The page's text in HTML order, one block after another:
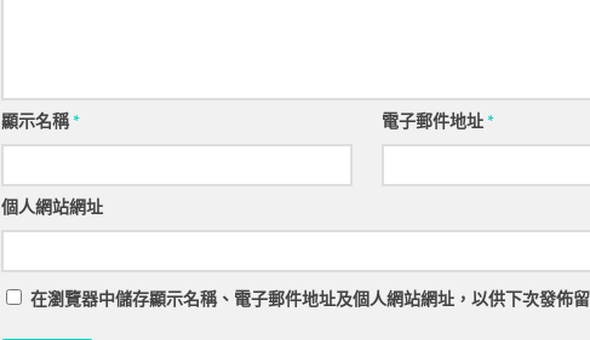
顯示名稱* 電子郵件地址*
個人網站網址
在瀏覽器中儲存顯示名稱、電子郵件地址及個人網站網址，以供下次發佈